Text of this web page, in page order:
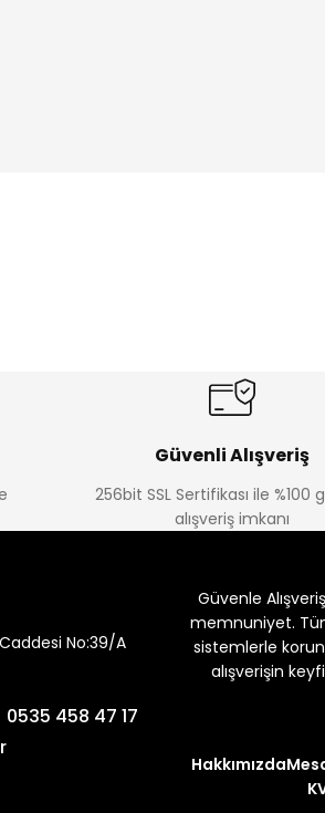
Güvenli Alışveriş
256bit SSL Sertifikası ile %100
alışveriş imkanı
No:39/A
0535 458 47 17
Güvenle
memnuniyet.
sistemlerle
alışverişin
Hakkımızda